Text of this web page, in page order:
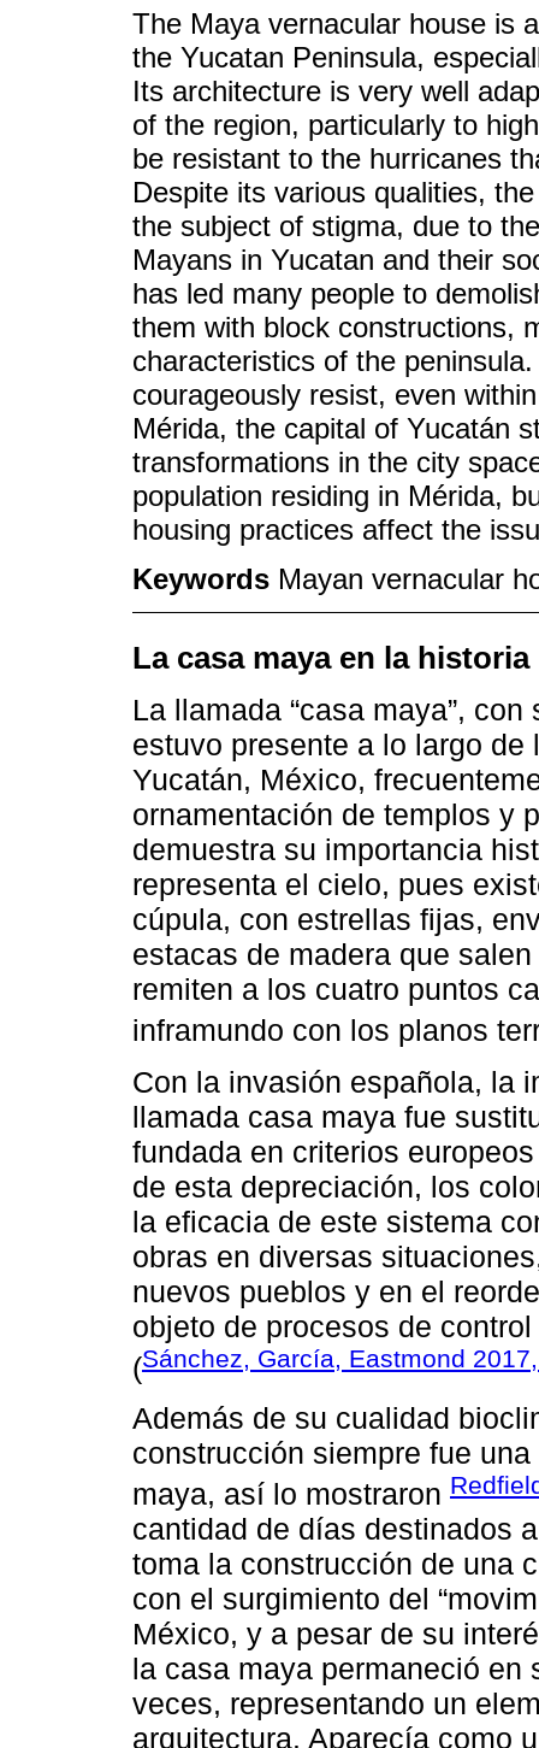
The Maya vernacular house is
the Yucatan Peninsula,
Its architecture is very well
of the region, particularly to
be resistant to the hurricanes
Despite its various qualities,
the subject of stigma, due to
Mayans in Yucatan and their
has led many people to
them with block constructions,
characteristics of the
courageously resist, even
Mérida, the capital of Yucatán
transformations in the city
population residing in Mérida,
housing practices affect the
Keywords Mayan vernacular
La casa maya en la historia
La llamada “casa maya”,
estuvo presente a lo largo
Yucatán, México,
ornamentación de templos y
demuestra su importancia
representa el cielo, pues
cúpula, con estrellas fijas,
estacas de madera que
remiten a los cuatro puntos
inframundo con los planos
Con la invasión española, la
llamada casa maya fue
fundada en criterios
de esta depreciación, los
la eficacia de este sistema
obras en diversas
nuevos pueblos y en el
objeto de procesos de
(Sánchez, García, Eastmond
Además de su cualidad
construcción siempre fue
maya, así lo mostraron
cantidad de días destinados
toma la construcción de una
con el surgimiento del
México, y a pesar de su
la casa maya permaneció en
veces, representando un
arquitectura. Aparecía como